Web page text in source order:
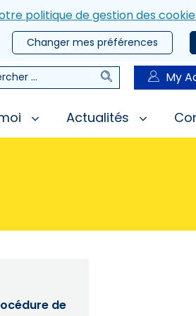
politique de gestion des
Changer mes préférences
Rechercher
My
Actualités
de